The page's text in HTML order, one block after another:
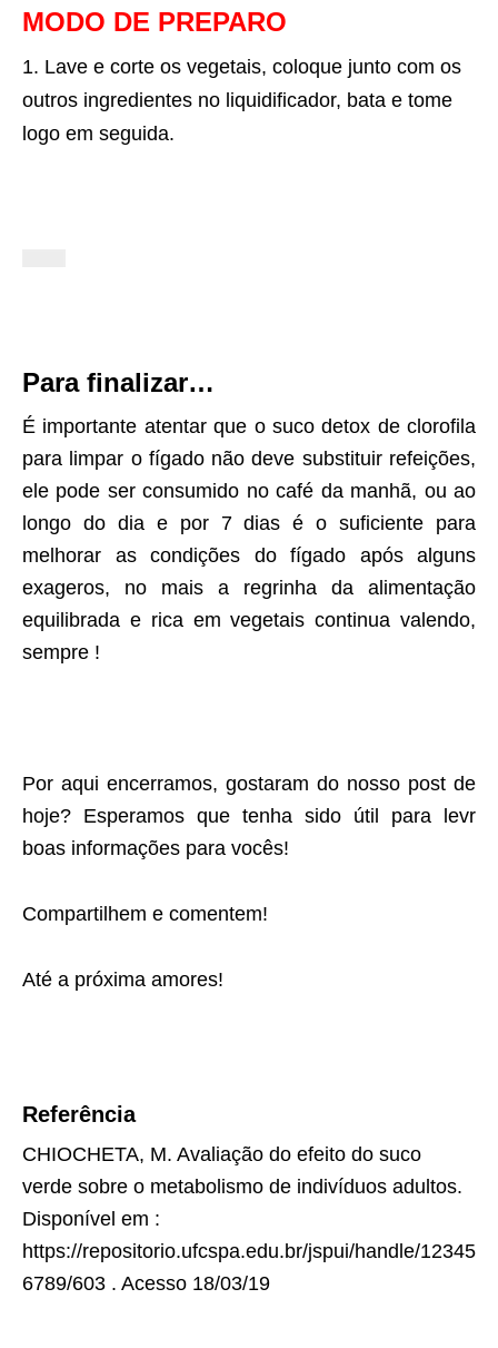
MODO DE PREPARO
Lave e corte os vegetais, coloque junto com os
outros ingredientes no liquidificador, bata e tome
logo em seguida.
Para finalizar…
É importante atentar que o suco detox de clorofila
para limpar o fígado não deve substituir refeições,
ele pode ser consumido no café da manhã, ou ao
longo do dia e por 7 dias é o suficiente para
melhorar as condições do fígado após alguns
exageros, no mais a regrinha da alimentação
equilibrada e rica em vegetais continua valendo,
sempre !
Por aqui encerramos, gostaram do nosso post de
hoje? Esperamos que tenha sido útil para levr
boas informações para vocês!
Compartilhem e comentem!
Até a próxima amores!
Referência
CHIOCHETA, M. Avaliação do efeito do suco
verde sobre o metabolismo de indivíduos adultos.
Disponível em :
https://repositorio.ufcspa.edu.br/jspui/handle/12345
6789/603 . Acesso 18/03/19